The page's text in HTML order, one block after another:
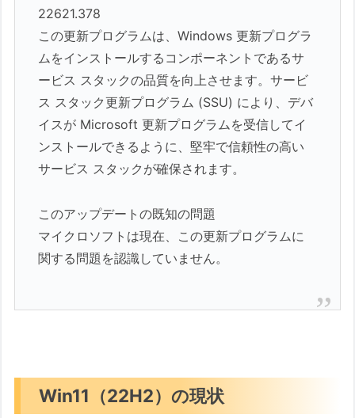
22621.378
この更新プログラムは、Windows 更新プログラ
ムをインストールするコンポーネントであるサ
ービス スタックの品質を向上させます。サービ
ス スタック更新プログラム (SSU) により、デバ
イスが Microsoft 更新プログラムを受信して​​イ
ンストールできるように、堅牢で信頼性の高い
サービス スタックが確保されます。
このアップデートの既知の問題
マイクロソフトは現在、この更新プログラムに
関する問題を認識していません。
Win11（22H2）の現状